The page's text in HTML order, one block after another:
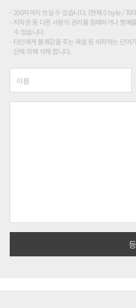
200자까지 쓰실 수 있습니다. (현재 0 byte / 최
저작권 등 다른 사람의 권리를 침해하거나 명예
수 있습니다.
타인에게 불쾌감을 주는 욕설 등 비하하는 단어
단에 의해 삭제 합니다.